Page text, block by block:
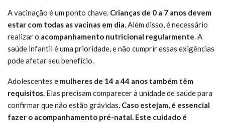
A vacinação é um ponto chave. Crianças de 0 a 7 anos devem
estar com todas as vacinas em dia.Além disso, é necessário
realizar o acompanhamento nutricional regularmente. A
saúde infantil é uma prioridade, e não cumprir essas exigências
pode afetar seu benefício.
Adolescentes e mulheres de 14 a 44 anos também têm
requisitos. Elas precisam comparecer à unidade de saúde para
confirmar que não estão grávidas. Caso estejam, é essencial
fazer o acompanhamento pré-natal. Este cuidado é